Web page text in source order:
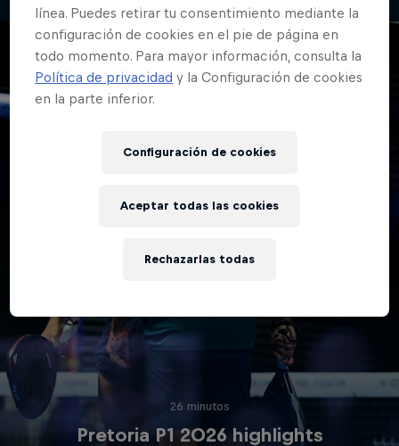
26 minutos
Pretoria P1 2026 highlights
línea. Puedes retirar tu consentimiento mediante la
configuración de cookies en el pie de página en
todo momento. Para mayor información, consulta la
Política de privacidad y la Configuración de cookies
en la parte inferior.
Configuración de cookies
Rechazarlas todas
Aceptar todas las cookies